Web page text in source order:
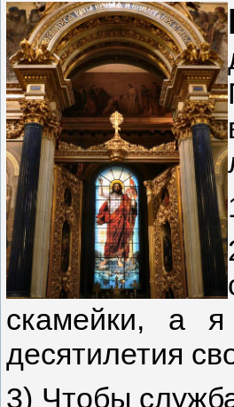
скамейки, а
десятилетия
3) Чтобы